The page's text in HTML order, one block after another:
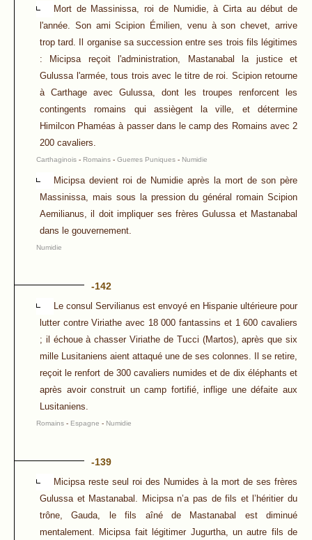
Mort de Massinissa, roi de Numidie, à Cirta au début de
l'année. Son ami Scipion Émilien, venu à son chevet, arrive
trop tard. Il organise sa succession entre ses trois fils légitimes
: Micipsa reçoit l'administration, Mastanabal la justice et
Gulussa l'armée, tous trois avec le titre de roi. Scipion retourne
à Carthage avec Gulussa, dont les troupes renforcent les
contingents romains qui assiègent la ville, et détermine
Himilcon Phaméas à passer dans le camp des Romains avec 2
200 cavaliers.
Carthaginois - Romains - Guerres Puniques - Numidie
Micipsa devient roi de Numidie après la mort de son père
Massinissa, mais sous la pression du général romain Scipion
Aemilianus, il doit impliquer ses frères Gulussa et Mastanabal
dans le gouvernement.
Numidie
-142
Le consul Servilianus est envoyé en Hispanie ultérieure pour
lutter contre Viriathe avec 18 000 fantassins et 1 600 cavaliers
; il échoue à chasser Viriathe de Tucci (Martos), après que six
mille Lusitaniens aient attaqué une de ses colonnes. Il se retire,
reçoit le renfort de 300 cavaliers numides et de dix éléphants et
après avoir construit un camp fortifié, inflige une défaite aux
Lusitaniens.
Romains - Espagne - Numidie
-139
Micipsa reste seul roi des Numides à la mort de ses frères
Gulussa et Mastanabal. Micipsa n’a pas de fils et l’héritier du
trône, Gauda, le fils aîné de Mastanabal est diminué
mentalement. Micipsa fait légitimer Jugurtha, un autre fils de